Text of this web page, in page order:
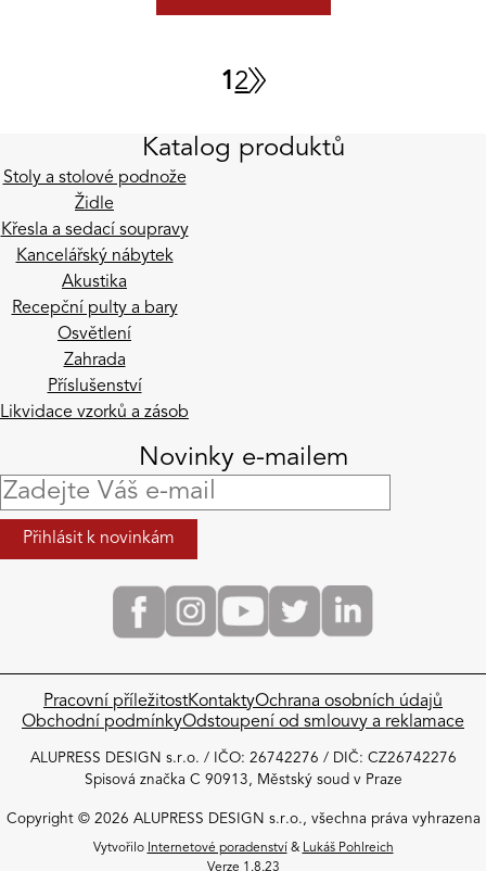
12
Katalog produktů
Stoly a stolové podnože
Židle
Křesla a sedací soupravy
Kancelářský nábytek
Akustika
Recepční pulty a bary
Osvětlení
Zahrada
Příslušenství
Likvidace vzorků a zásob
Novinky e-mailem
Pracovní příležitostKontaktyOchrana osobních údajů
Obchodní podmínky​Odstoupení od smlouvy a reklamace
ALUPRESS DESIGN s.r.o. / IČO: 26742276 / DIČ: CZ26742276
Spisová značka C 90913, Městský soud v Praze
Copyright © 2026 ALUPRESS DESIGN s.r.o., všechna práva vyhrazena
Vytvořilo Internetové poradenství & Lukáš Pohlreich
Verze 1.8.23